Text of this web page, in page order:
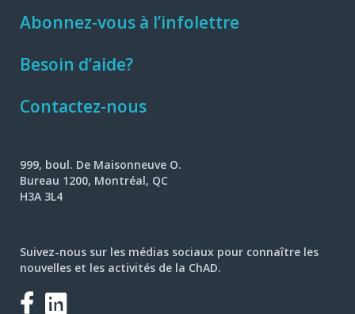
Abonnez-vous à l’infolettre
Besoin d’aide?
Contactez-nous
999, boul. De Maisonneuve O.
Bureau 1200, Montréal, QC
H3A 3L4
Suivez-nous sur les médias sociaux pour connaître les
nouvelles et les activités de la ChAD.
Facebook
LinkedIn